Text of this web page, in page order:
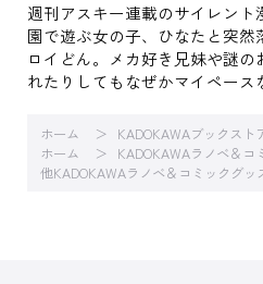
週刊アスキー連載のサイレン
園で遊ぶ女の子、ひなたと突
ロイどん。メカ好き兄妹や謎
れたりしてもなぜかマイペース
ホーム KADOKAWAブックスト
ホーム
KADOKAWAラノベ＆コ
他KADOKAWAラノベ＆コミックグッ